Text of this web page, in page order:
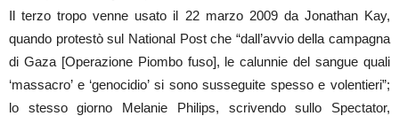
Il terzo tropo venne usato il 22 marzo 2009 da Jonathan Kay,
quando protestò sul National Post che “dall’avvio della campagna
di Gaza [Operazione Piombo fuso], le calunnie del sangue quali
‘massacro’ e ‘genocidio’ si sono susseguite spesso e volentieri”;
lo stesso giorno Melanie Philips, scrivendo sullo Spectator,